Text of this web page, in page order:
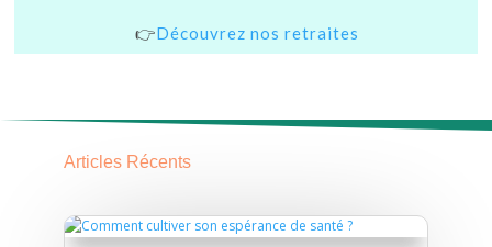
👉Découvrez nos retraites
Articles Récents